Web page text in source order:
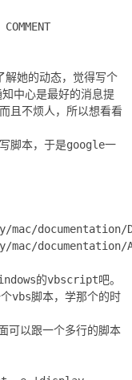
解她的动态，觉得写个
中心是最好的消息提
且不烦人，所以想看看
脚本，于是google一
documentation/
的vbscript吧。
vbs脚本，学那个的时
以跟一个多行的脚本